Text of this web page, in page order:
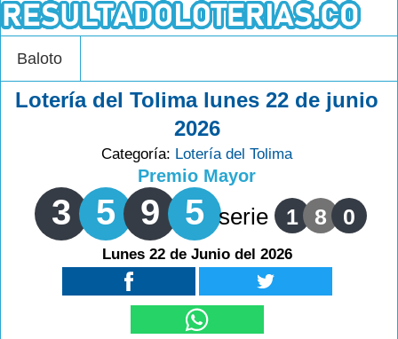
Baloto
Lotería del Tolima lunes 22 de junio
2026
Categoría: Lotería del Tolima
Premio Mayor
3 5 9 5 serie 1 8 0
Lunes 22 de Junio del 2026